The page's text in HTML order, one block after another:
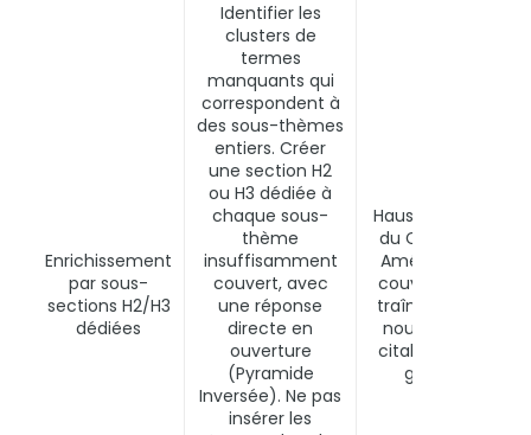
Enrichissement
par sous-
sections H2/H3
dédiées
Identifier les
clusters de
termes
manquants qui
correspondent à
des sous-thèmes
entiers. Créer
une section H2
ou H3 dédiée à
chaque sous-
thème
insuffisamment
couvert, avec
une réponse
directe en
ouverture
(Pyramide
Inversée). Ne pas
insérer les
Hausse
du Content Score.
Amélioration de la
couverture longue
traîne. Création
nouveaux chunks
citables pour les IA
génératives.